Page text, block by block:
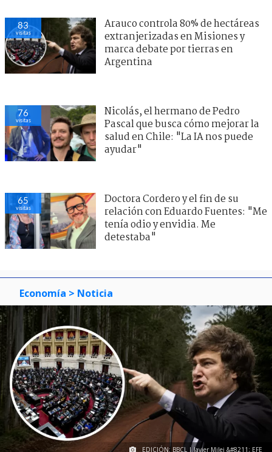
83
visitas
Arauco controla 80% de hectáreas
extranjerizadas en Misiones y
marca debate por tierras en
Argentina
76
visitas
Nicolás, el hermano de Pedro
Pascal que busca cómo mejorar la
salud en Chile: "La IA nos puede
ayudar"
65
visitas
Doctora Cordero y el fin de su
relación con Eduardo Fuentes: "Me
tenía odio y envidia. Me
detestaba"
Economía > Noticia
EDICIÓN: BBCL | Javier Milei &#8211; EFE